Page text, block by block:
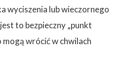
wyciszenia lub wieczornego
to bezpieczny „punkt
wrócić w chwilach